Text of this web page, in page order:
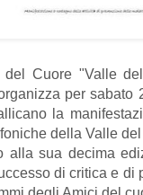
del Cuore "Valle
per sabato
la
della Valle
alla sua decima
di critica e di